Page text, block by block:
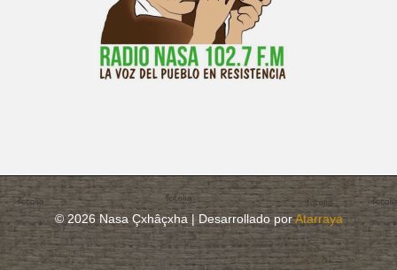
© 2026 Nasa Çxhâçxha | Desarrollado porAtarraya